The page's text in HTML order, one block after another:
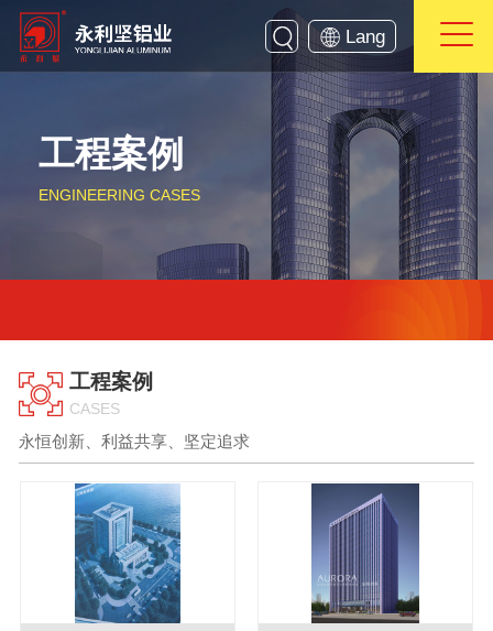
Lang
工程案例
ENGINEERING CASES
工程案例
CASES
永恒创新、利益共享、坚定追求